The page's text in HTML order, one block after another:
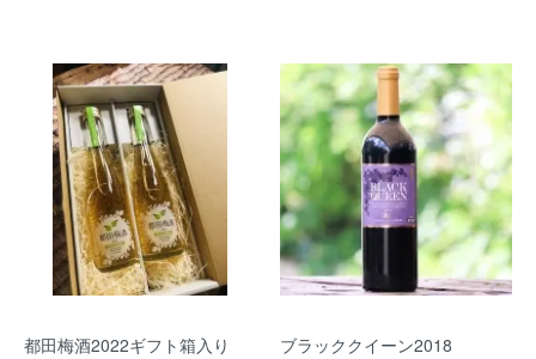
都田梅酒2022ギフト箱入り
ブラッククイーン2018